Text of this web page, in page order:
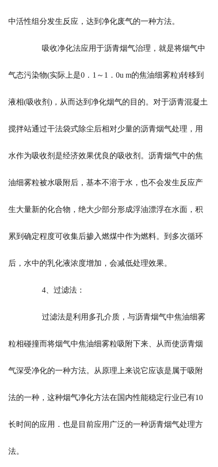
中活性组分发生反应，达到净化废气的一种方法。
吸收净化法应用于沥青烟气治理，就是将烟气中
气态污染物(实际上是0．1～1．0u m的焦油细雾粒)转移到
液相(吸收剂)，从而达到净化烟气的目的。对于沥青混凝土
搅拌站通过干法袋式除尘后相对少量的沥青烟气处理，用
水作为吸收剂是经济效果优良的吸收剂。沥青烟气中的焦
油细雾粒被水吸附后，基本不溶于水，也不会发生反应产
生大量新的化合物，绝大少部分形成浮油漂浮在水面，积
累到确定程度可收集后掺入燃煤中作为燃料。到多次循环
后，水中的乳化液浓度增加，会减低处理效果。
4、过滤法：
过滤法是利用多孔介质，与沥青烟气中焦油细雾
粒相碰撞而将烟气中焦油细雾粒吸附下来、从而使沥青烟
气深受净化的一种方法。从原理上来说它应该是属于吸附
法的一种，这种烟气净化方法在国内性能稳定行业已有10
长时间的应用．也是目前应用广泛的一种沥青烟气处理方
法。